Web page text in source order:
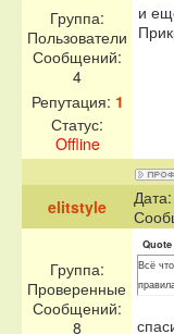
Группа:
Пользователи
Сообщений:
4
Репутация: 1
Статус:
Offline
и
elitstyle
Группа:
Проверенные
Сообщений:
8
Quote
Всё